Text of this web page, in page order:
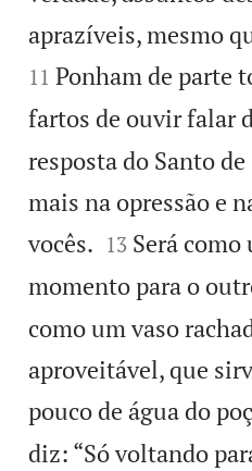
aprazíveis, mesmo
11 Ponham de parte
fartos de ouvir falar
resposta do Santo
mais na opressão e
vocês.
13 Será
momento para o
como um vaso
aproveitável, que
pouco de água do
diz: “Só voltando